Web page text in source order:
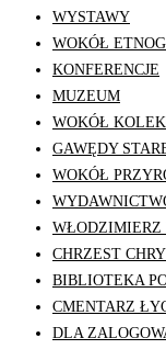
WYSTAWY
WOKÓŁ
KONFERENCJE
MUZEUM
WOKÓŁ
GAWĘDY
WOKÓŁ
WŁODZIMIERZ
CHRZEST
BIBLIOTEKA
CMENTARZ
DLA